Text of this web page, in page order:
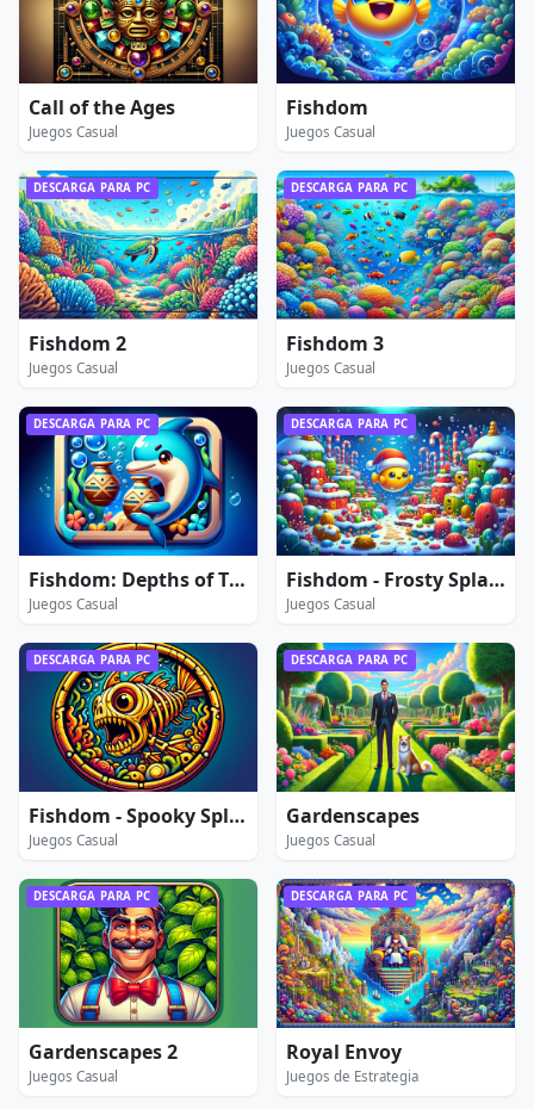
Call of the Ages
Juegos Casual
Fishdom
Juegos Casual
DESCARGA PARA PC
Fishdom 2
Juegos Casual
DESCARGA PARA PC
Fishdom 3
Juegos Casual
DESCARGA PARA PC
Fishdom: Depths of Time
Juegos Casual
DESCARGA PARA PC
Fishdom - Frosty Splash
Juegos Casual
DESCARGA PARA PC
Fishdom - Spooky Splash
Juegos Casual
DESCARGA PARA PC
Gardenscapes
Juegos Casual
DESCARGA PARA PC
Gardenscapes 2
Juegos Casual
DESCARGA PARA PC
Royal Envoy
Juegos de Estrategia